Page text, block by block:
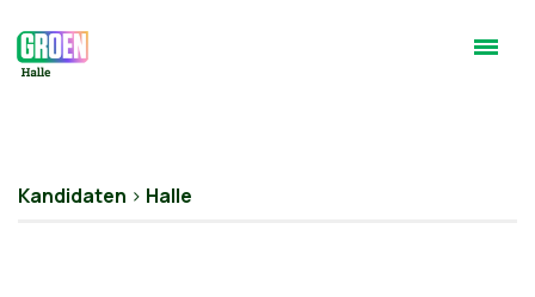
Kandidaten > Halle